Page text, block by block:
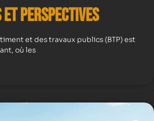
Perspectives
et des travaux publics (BTP) est
où les